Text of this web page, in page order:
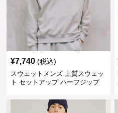
¥7,740 (税込)
スウェットメンズ 上質スウェッ
ト セットアップ ハーフジップ